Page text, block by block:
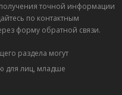
точной информации
по контактным
форму обратной связи.
раздела могут
для лиц, младше